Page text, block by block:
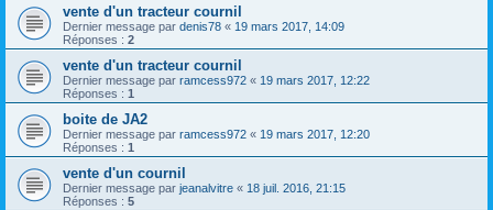
vente d'un tracteur cournil
Dernier message par denis78 « 19 mars 2017, 14:09
Réponses : 2
vente d'un tracteur cournil
Dernier message par ramcess972 « 19 mars 2017, 12:22
Réponses : 1
boite de JA2
Dernier message par ramcess972 « 19 mars 2017, 12:20
Réponses : 1
vente d'un cournil
Dernier message par jeanalvitre « 18 juil. 2016, 21:15
Réponses : 5